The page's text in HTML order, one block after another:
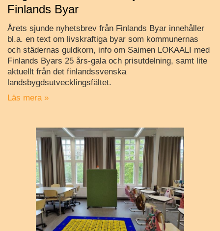
Finlands Byar
Årets sjunde nyhetsbrev från Finlands Byar innehåller
bl.a. en text om livskraftiga byar som kommunernas
och städernas guldkorn, info om Saimen LOKAALI med
Finlands Byars 25 års-gala och prisutdelning, samt lite
aktuellt från det finlandssvenska
landsbygdsutvecklingsfältet.
Läs mera »